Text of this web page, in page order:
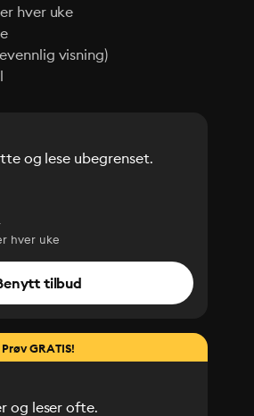
hver uke
visning)
og lese ubegrenset.
hver uke
tilbud
Prøv GRATIS!
og leser ofte.